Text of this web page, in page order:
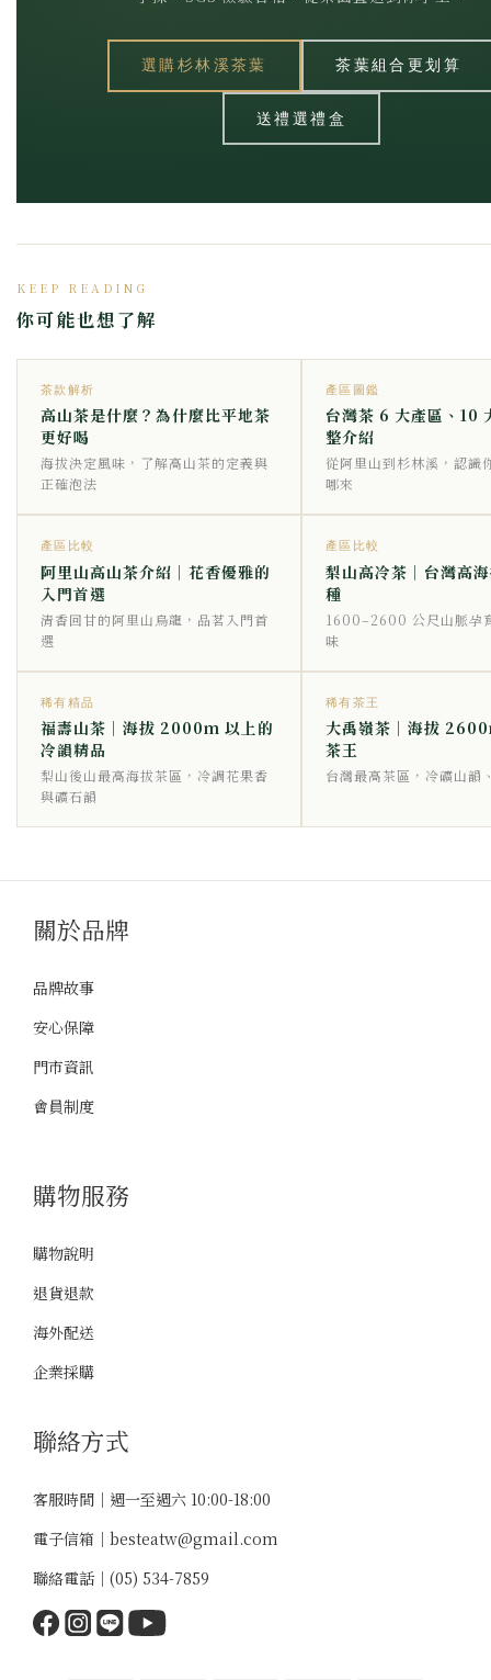
選購杉林溪茶葉 茶葉組合更划算
送禮選禮盒
KEEP READING
你可能也想了解
茶款解析
高山茶是什麼？為什麼比平地茶
更好喝
海拔決定風味，了解高山茶的定義與
正確泡法
產區圖鑑
台灣茶 6 大產區、10
整介紹
從阿里山到杉林溪，認識
哪來
產區比較
阿里山高山茶介紹｜花香優雅的
入門首選
清香回甘的阿里山烏龍，品茗入門首
選
產區比較
梨山高冷茶｜台灣高
種
1600–2600 公尺山脈孕
味
稀有精品
福壽山茶｜海拔 2000m 以上的
冷韻精品
梨山後山最高海拔茶區，冷調花果香
與礦石韻
稀有茶王
大禹嶺茶｜海拔
茶王
台灣最高茶區，冷礦山韻
關於品牌
品牌故事
安心保障
門市資訊
會員制度
購物服務
購物說明
退貨退款
海外配送
企業採購
聯絡方式
客服時間｜週一至週六 10:00-18:00
電子信箱｜ besteatw@gmail.com
聯絡電話｜ (05) 534-7859